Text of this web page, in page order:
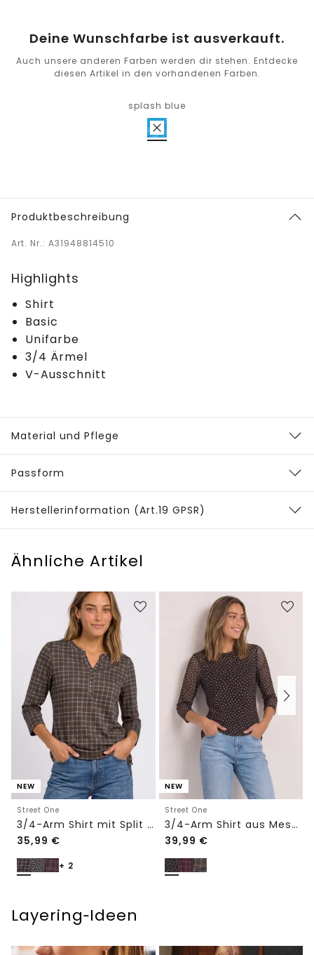
Deine Wunschfarbe ist ausverkauft.
Auch unsere anderen Farben werden dir stehen. Entdecke
diesen Artikel in den vorhandenen Farben.
splash blue
Produktbeschreibung
Art. Nr.: A31948814510
Highlights
Shirt
Basic
Unifarbe
3/4 Ärmel
V-Ausschnitt
Material und Pflege
Passform
Herstellerinformation (Art.19 GPSR)
Ähnliche Artikel
NEW
Street One
3/4-Arm Shirt mit Split Neck und Print
35,99 €
+ 2
NEW
Street One
3/4-Arm Shirt aus Mesh mit Print
39,99 €
Layering‑Ideen